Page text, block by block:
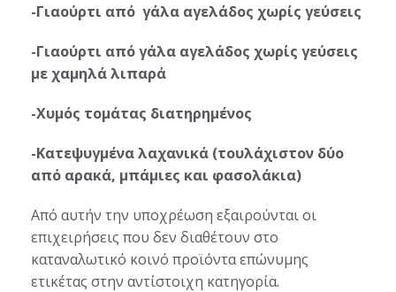
-Γιαούρτι από γάλα αγελάδος χωρίς γεύσεις
-Γιαούρτι από γάλα αγελάδος χωρίς γεύσεις
με χαμηλά λιπαρά
-Χυμός τομάτας διατηρημένος
-Κατεψυγμένα λαχανικά (τουλάχιστον δύο
από αρακά, μπάμιες και φασολάκια)
Από αυτήν την υποχρέωση εξαιρούνται οι
επιχειρήσεις που δεν διαθέτουν στο
καταναλωτικό κοινό προϊόντα επώνυμης
ετικέτας στην αντίστοιχη κατηγορία.